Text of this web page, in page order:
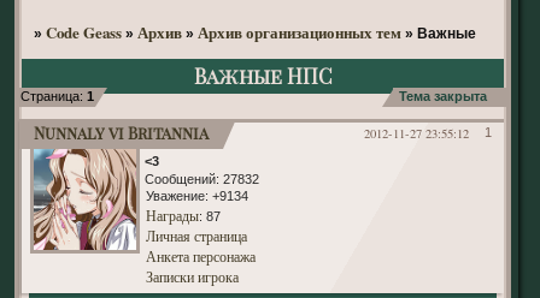
» Code Geass » Архив » Архив организационных тем » Важные НПС
Важные НПС
Страница: 1 Тема закрыта
1
2012-11-27 23:55:12
Nunnaly vi Britannia
<3
Сообщений: 27832
Уважение: +9134
Награды: 87
Личная страница
Анкета персонажа
Записки игрока